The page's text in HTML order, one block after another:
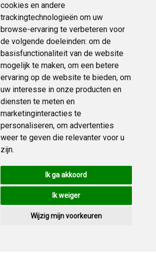
cookies en andere
trackingtechnologieën om uw
browse-ervaring te verbeteren voor
de volgende doeleinden: om de
basisfunctionaliteit van de website
mogelijk te maken, om een betere
ervaring op de website te bieden, om
uw interesse in onze producten en
diensten te meten en
marketinginteracties te
personaliseren, om advertenties
weer te geven die relevanter voor u
zijn.
Ik ga akkoord
Ik weiger
Wijzig mijn voorkeuren
Gereedschap
Mat folie
Glans folie
Metallic folie
3D folie
Effect folie
Bedrukt folie
Carbon folie
Tint folie
Functionele folie
Folie korting
Op bestelling
Pagina delen